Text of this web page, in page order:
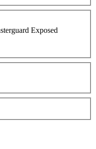
: Masterguard Plus & Masterguard Exposed